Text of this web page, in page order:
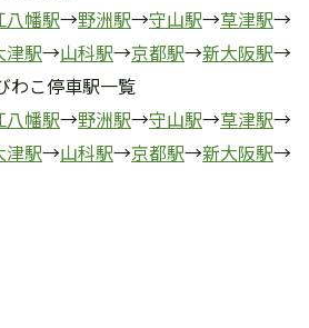
八幡駅→野洲駅→守山駅→草津駅→
津駅→山科駅→京都駅→新大阪駅→
わこ停車駅一覧
八幡駅→野洲駅→守山駅→草津駅→
津駅→山科駅→京都駅→新大阪駅→